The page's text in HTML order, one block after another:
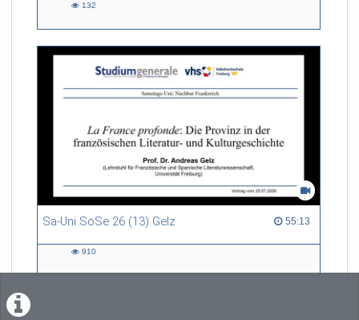
132
Sa-Uni SoSe 26 (13) Gelz 55:13
55:13 duration
910